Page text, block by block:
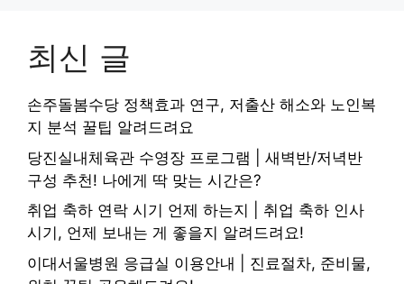
최신 글
손주돌봄수당 정책효과 연구, 저출산 해소와 노인복
지 분석 꿀팁 알려드려요
당진실내체육관 수영장 프로그램 | 새벽반/저녁반
구성 추천! 나에게 딱 맞는 시간은?
취업 축하 연락 시기 언제 하는지 | 취업 축하 인사
시기, 언제 보내는 게 좋을지 알려드려요!
이대서울병원 응급실 이용안내 | 진료절차, 준비물,